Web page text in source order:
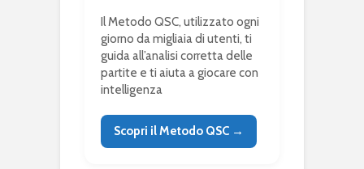
Il Metodo QSC, utilizzato ogni
giorno da migliaia di utenti, ti
guida all’analisi corretta delle
partite e ti aiuta a giocare con
intelligenza
Scopri il Metodo QSC →